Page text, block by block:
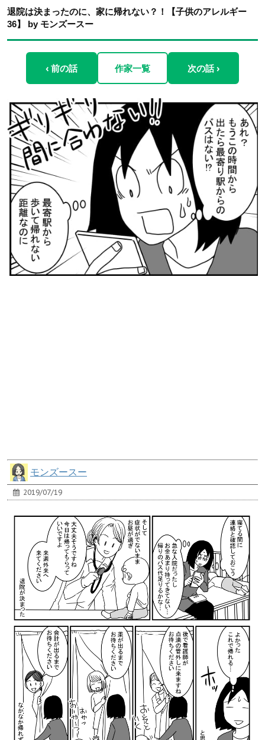
退院は決まったのに、家に帰れない？！【子供のアレルギー
36】 by モンズースー
‹ 前の話 作家一覧 次の話 ›
モンズースー
2019/07/19